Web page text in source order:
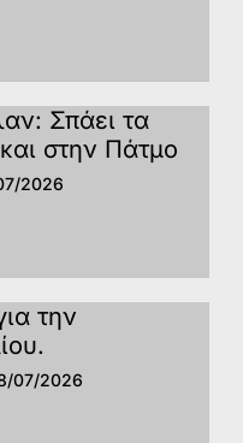
Σπάει τα
στην Πάτμο
2026
την
07/2026